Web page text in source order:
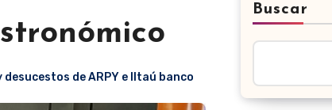
de ARPY e IItaú banco
Buscar